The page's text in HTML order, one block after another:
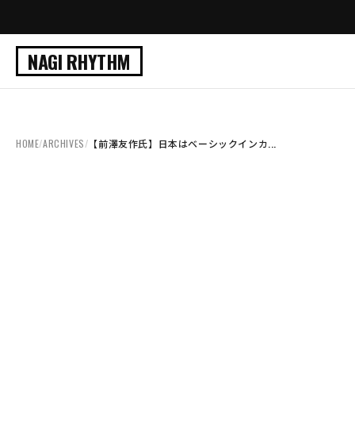
NAGI RHYTHM
HOME/ARCHIVES/ 【前澤友作氏】日本はベーシックインカ...